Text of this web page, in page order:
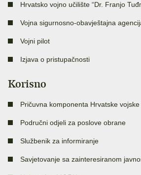
Hrvatsko vojno učilište “Dr. Franjo
Vojna sigurnosno-obavještajna
Vojni pilot
Izjava o pristupačnosti
Korisno
Pričuvna komponenta Hrvatske vojske
Područni odjeli za poslove obrane
Službenik za informiranje
Savjetovanje sa zainteresiranom